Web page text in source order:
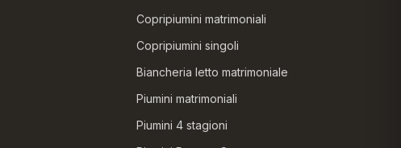
Copripiumini matrimoniali
Copripiumini singoli
Biancheria letto matrimoniale
Piumini matrimoniali
Piumini 4 stagioni